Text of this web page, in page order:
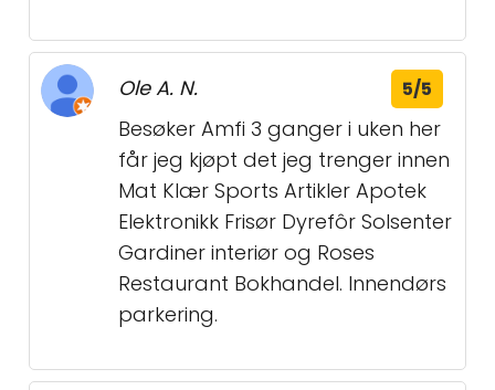
Ole A. N. 5/5
Besøker Amfi 3 ganger i uken her
får jeg kjøpt det jeg trenger innen
Mat Klær Sports Artikler Apotek
Elektronikk Frisør Dyrefôr Solsenter
Gardiner interiør og Roses
Restaurant Bokhandel. Innendørs
parkering.